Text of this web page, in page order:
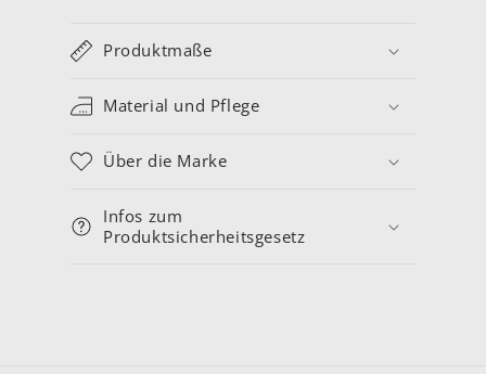
Produktmaße
Material und Pflege
Über die Marke
Infos zum
Produktsicherheitsgesetz